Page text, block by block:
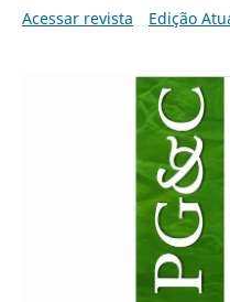
Acessar revista
Edição